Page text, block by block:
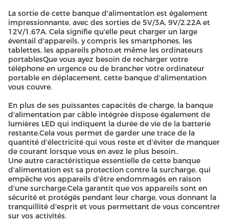
La sortie de cette banque d'alimentation est également
impressionnante, avec des sorties de 5V/3A, 9V/2.22A et
12V/1.67A. Cela signifie qu'elle peut charger un large
éventail d'appareils, y compris les smartphones, les
tablettes, les appareils photo,et même les ordinateurs
portablesQue vous ayez besoin de recharger votre
téléphone en urgence ou de brancher votre ordinateur
portable en déplacement, cette banque d'alimentation
vous couvre.
En plus de ses puissantes capacités de charge, la banque
d'alimentation par câble intégrée dispose également de
lumières LED qui indiquent la durée de vie de la batterie
restante.Cela vous permet de garder une trace de la
quantité d'électricité qui vous reste et d'éviter de manquer
de courant lorsque vous en avez le plus besoin..
Une autre caractéristique essentielle de cette banque
d'alimentation est sa protection contre la surcharge, qui
empêche vos appareils d'être endommagés en raison
d'une surcharge.Cela garantit que vos appareils sont en
sécurité et protégés pendant leur charge, vous donnant la
tranquillité d'esprit et vous permettant de vous concentrer
sur vos activités.